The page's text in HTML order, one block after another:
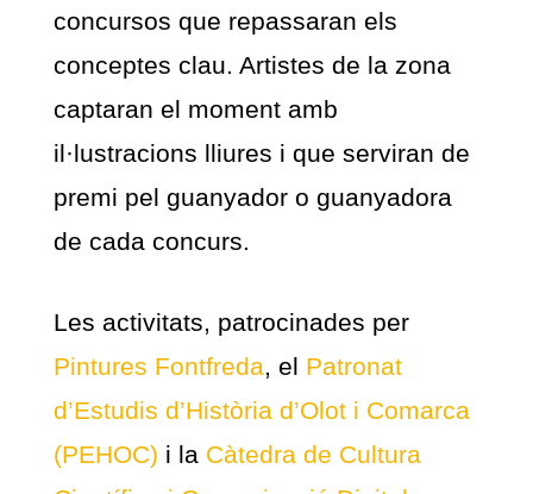
concursos que repassaran els
conceptes clau. Artistes de la zona
captaran el moment amb
il·lustracions lliures i que serviran de
premi pel guanyador o guanyadora
de cada concurs.
Les activitats, patrocinades per
Pintures Fontfreda, el Patronat
d’Estudis d’Història d’Olot i Comarca
(PEHOC) i la Càtedra de Cultura